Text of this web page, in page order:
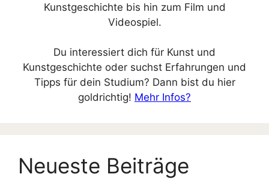
Kunstgeschichte bis hin zum Film und
Videospiel.
Du interessiert dich für Kunst und
Kunstgeschichte oder suchst Erfahrungen und
Tipps für dein Studium? Dann bist du hier
goldrichtig! Mehr Infos?
Neueste Beiträge